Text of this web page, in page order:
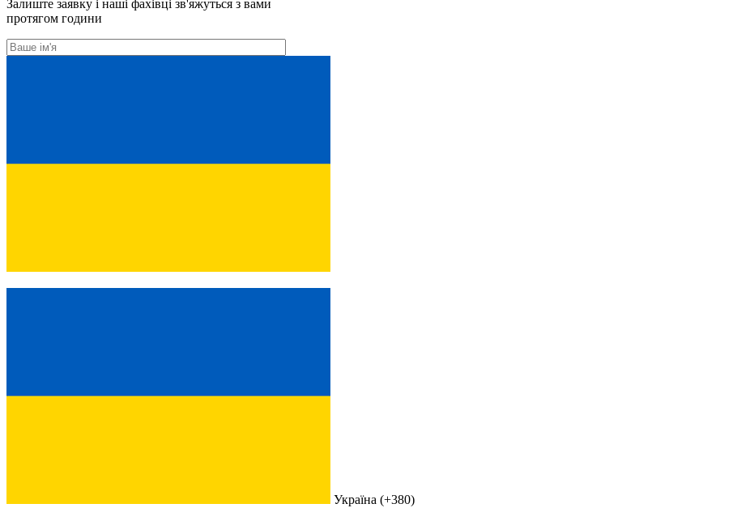
Залиште заявку і наші фахівці зв'яжуться з вами
протягом години
Україна (+380)